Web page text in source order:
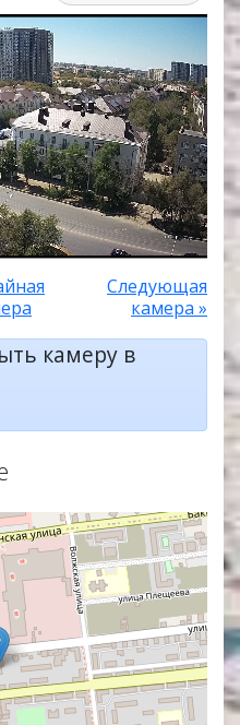
Следующая
камера »
камеру в